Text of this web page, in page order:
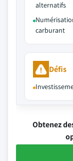
alternatifs
carburant
Défis
Obtenez